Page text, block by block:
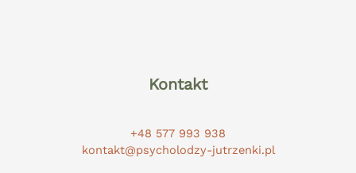
Kontakt
+48 577 993 938
kontakt@psycholodzy-jutrzenki.pl